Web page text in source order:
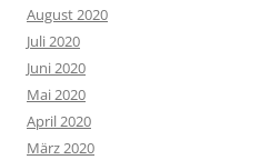
August 2020
Juli 2020
Juni 2020
Mai 2020
April 2020
März 2020